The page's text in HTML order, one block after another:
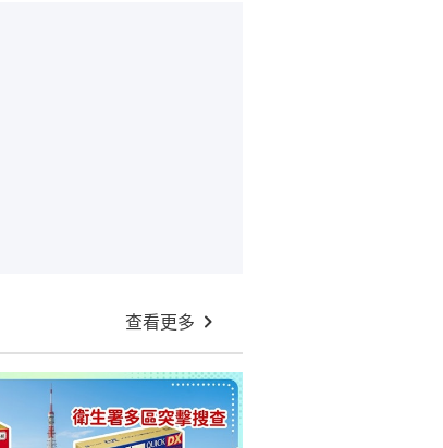
查看更多